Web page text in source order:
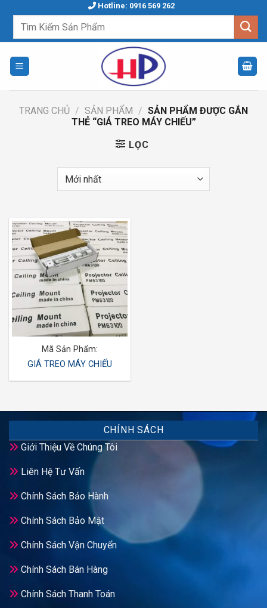
content
Hotline: 0916 569 262
Tìm
TRANG CHỦ / SẢN PHẨM / SẢN PHẨM ĐƯỢC GẮN
THẺ “GIÁ TREO MÁY CHIẾU”
LỌC
Mã Sản Phẩm:
GIÁ TREO MÁY CHIẾU
CHÍNH SÁCH
Giới Thiệu Về Chúng Tôi
Liên Hệ Tư Vấn
Chính Sách Bảo Hành
Chính Sách Bảo Mật
Chính Sách Vận Chuyển
Chính Sách Bán Hàng
Chính Sách Thanh Toán